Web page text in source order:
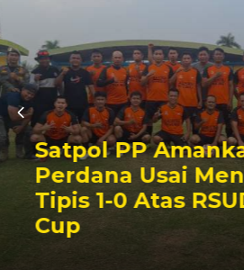
Kasrem 042/
HUT ke-23
Jambi, Perkuat
Dukung
Pemerintah